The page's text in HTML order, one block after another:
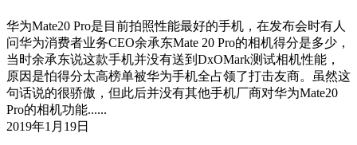
华为Mate20 Pro是目前拍照性能最好的手机，在发布会时有人
问华为消费者业务CEO余承东Mate 20 Pro的相机得分是多少，
当时余承东说这款手机并没有送到DxOMark测试相机性能，
原因是怕得分太高榜单被华为手机全占领了打击友商。虽然这
句话说的很骄傲，但此后并没有其他手机厂商对华为Mate20
Pro的相机功能......
2019年1月19日